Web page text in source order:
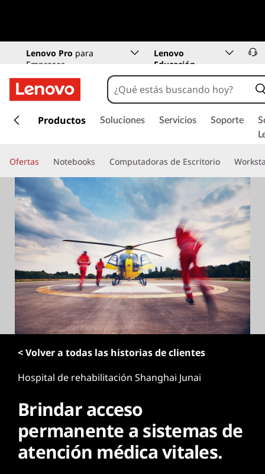
Lenovo Pro para
Empresas
Lenovo
Educación
c
n
n
d
o
p
Productos Soluciones Servicios Soporte
Ofertas Notebooks Computadoras de Escritorio
< Volver a todas las historias de clientes
Hospital de rehabilitación Shanghai Junai
Brindar acceso
permanente a sistemas de
atención médica vitales.